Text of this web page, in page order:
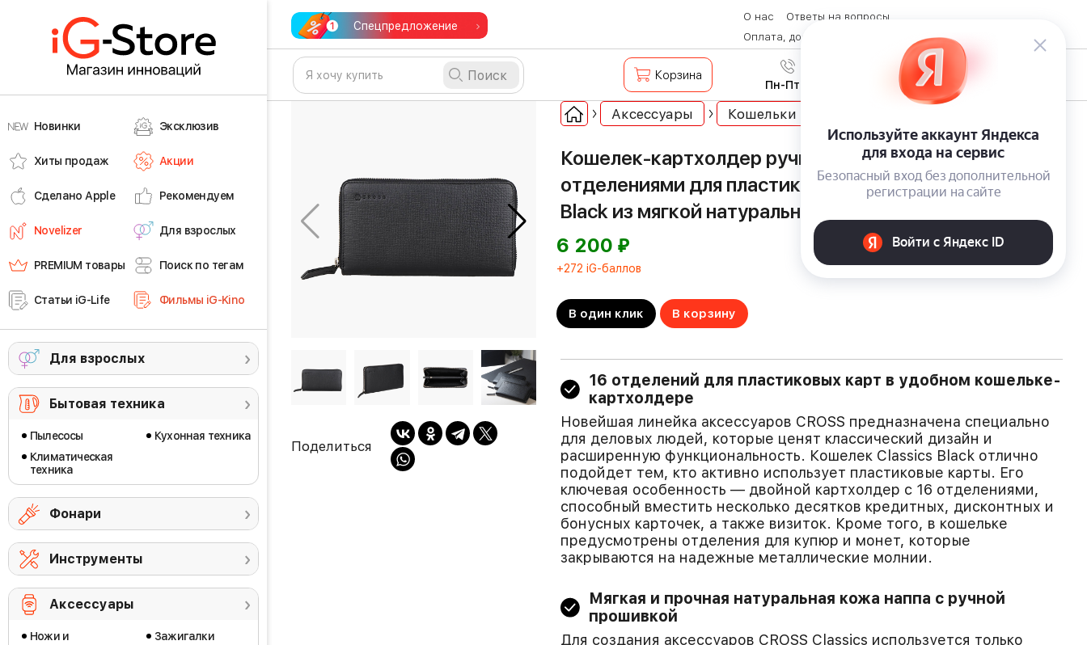
Новинки Эксклюзив
Хиты продаж Акции
Сделано Apple Рекомендуем
Novelizer Для взрослых
PREMIUM товары Поиск по тегам
Статьи iG-Life Фильмы iG-Kino
Для взрослых
Бытовая техника
Пылесосы
Климатическая
техника
Кухонная техника
Фонари
Инструменты
Аксессуары
Ножи и
Зажигалки
Спецпредложение
О нас
Ответы на вопросы
Оплата, доставка и возврат товара
Контакты
Поиск Корзина 8 (800) 600-28-07
Пн-Пт с 9:00 до 19:00
Поделиться
Аксессуары Кошельки
Кошелек-картхолдер ручной работы c 16
отделениями для пластиковых карт CROSS Classics
Black из мягкой натуральной кожи наппа
6 200 ⃏
+272 iG-баллов
В один клик В корзину
16 отделений для пластиковых карт в удобном кошельке-
картхолдере
Новейшая линейка аксессуаров CROSS предназначена специально
для деловых людей, которые ценят классический дизайн и
расширенную функциональность. Кошелек Classics Black отлично
подойдет тем, кто активно использует пластиковые карты. Его
ключевая особенность — двойной картхолдер с 16 отделениями,
способный вместить несколько десятков кредитных, дисконтных и
бонусных карточек, а также визиток. Кроме того, в кошельке
предусмотрены отделения для купюр и монет, которые
закрываются на надежные металлические молнии.
Мягкая и прочная натуральная кожа наппа с ручной
прошивкой
Для создания аксессуаров CROSS Classics используется только